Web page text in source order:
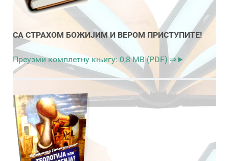
СА СТРАХОМ БОЖИЈИМ И ВЕРОМ ПРИСТУПИТЕ!
Преузми комплетну књигу: 0,8 MB (PDF) ⇒►